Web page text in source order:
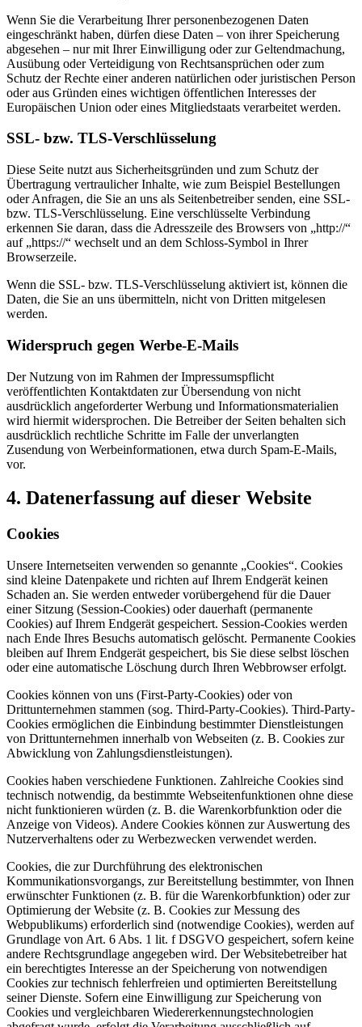
Wenn Sie die Verarbeitung Ihrer personenbezogenen Daten
eingeschränkt haben, dürfen diese Daten – von ihrer Speicherung
abgesehen – nur mit Ihrer Einwilligung oder zur Geltendmachung,
Ausübung oder Verteidigung von Rechtsansprüchen oder zum
Schutz der Rechte einer anderen natürlichen oder juristischen Person
oder aus Gründen eines wichtigen öffentlichen Interesses der
Europäischen Union oder eines Mitgliedstaats verarbeitet werden.
SSL- bzw. TLS-Verschlüsselung
Diese Seite nutzt aus Sicherheitsgründen und zum Schutz der
Übertragung vertraulicher Inhalte, wie zum Beispiel Bestellungen
oder Anfragen, die Sie an uns als Seitenbetreiber senden, eine SSL-
bzw. TLS-Verschlüsselung. Eine verschlüsselte Verbindung
erkennen Sie daran, dass die Adresszeile des Browsers von „http://“
auf „https://“ wechselt und an dem Schloss-Symbol in Ihrer
Browserzeile.
Wenn die SSL- bzw. TLS-Verschlüsselung aktiviert ist, können die
Daten, die Sie an uns übermitteln, nicht von Dritten mitgelesen
werden.
Widerspruch gegen Werbe-E-Mails
Der Nutzung von im Rahmen der Impressumspflicht
veröffentlichten Kontaktdaten zur Übersendung von nicht
ausdrücklich angeforderter Werbung und Informationsmaterialien
wird hiermit widersprochen. Die Betreiber der Seiten behalten sich
ausdrücklich rechtliche Schritte im Falle der unverlangten
Zusendung von Werbeinformationen, etwa durch Spam-E-Mails,
vor.
4. Datenerfassung auf dieser Website
Cookies
Unsere Internetseiten verwenden so genannte „Cookies“. Cookies
sind kleine Datenpakete und richten auf Ihrem Endgerät keinen
Schaden an. Sie werden entweder vorübergehend für die Dauer
einer Sitzung (Session-Cookies) oder dauerhaft (permanente
Cookies) auf Ihrem Endgerät gespeichert. Session-Cookies werden
nach Ende Ihres Besuchs automatisch gelöscht. Permanente Cookies
bleiben auf Ihrem Endgerät gespeichert, bis Sie diese selbst löschen
oder eine automatische Löschung durch Ihren Webbrowser erfolgt.
Cookies können von uns (First-Party-Cookies) oder von
Drittunternehmen stammen (sog. Third-Party-Cookies). Third-Party-
Cookies ermöglichen die Einbindung bestimmter Dienstleistungen
von Drittunternehmen innerhalb von Webseiten (z. B. Cookies zur
Abwicklung von Zahlungsdienstleistungen).
Cookies haben verschiedene Funktionen. Zahlreiche Cookies sind
technisch notwendig, da bestimmte Webseitenfunktionen ohne diese
nicht funktionieren würden (z. B. die Warenkorbfunktion oder die
Anzeige von Videos). Andere Cookies können zur Auswertung des
Nutzerverhaltens oder zu Werbezwecken verwendet werden.
Cookies, die zur Durchführung des elektronischen
Kommunikationsvorgangs, zur Bereitstellung bestimmter, von Ihnen
erwünschter Funktionen (z. B. für die Warenkorbfunktion) oder zur
Optimierung der Website (z. B. Cookies zur Messung des
Webpublikums) erforderlich sind (notwendige Cookies), werden auf
Grundlage von Art. 6 Abs. 1 lit. f DSGVO gespeichert, sofern keine
andere Rechtsgrundlage angegeben wird. Der Websitebetreiber hat
ein berechtigtes Interesse an der Speicherung von notwendigen
Cookies zur technisch fehlerfreien und optimierten Bereitstellung
seiner Dienste. Sofern eine Einwilligung zur Speicherung von
Cookies und vergleichbaren Wiedererkennungstechnologien